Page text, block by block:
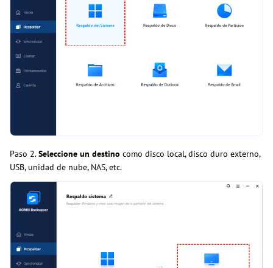
Paso 2.Seleccione un destino como disco local, disco duro externo,
USB, unidad de nube, NAS, etc.